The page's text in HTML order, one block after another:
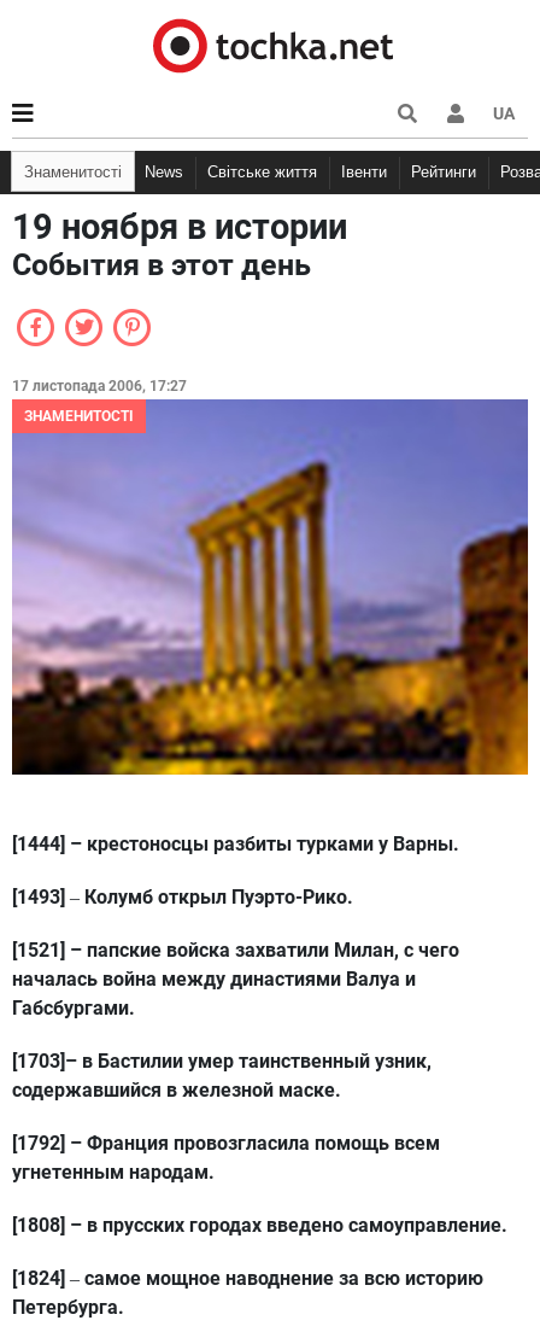
UA
Знаменитості News Світське життя Івенти Рейтинги
19 ноября в истории
События в этот день
17 листопада 2006, 17:27
ЗНАМЕНИТОСТІ
[1444] – крестоносцы разбиты турками у Варны.
[1493] – Колумб открыл Пуэрто-Рико.
[1521] – папские войска захватили Милан, с чего
началась война между династиями Валуа и
Габсбургами.
[1703]– в Бастилии умер таинственный узник,
содержавшийся в железной маске.
[1792] – Франция провозгласила помощь всем
угнетенным народам.
[1808] – в прусских городах введено самоуправление.
[1824] – самое мощное наводнение за всю историю
Петербурга.